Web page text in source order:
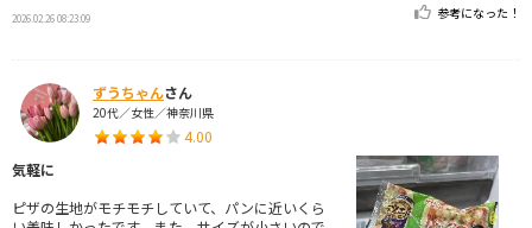
2026.02.26 08:23:09 参考になった！
ずうちゃんさん
20代／女性／神奈川県
4.00
気軽に
ピザの生地がモチモチしていて、パンに近いくら